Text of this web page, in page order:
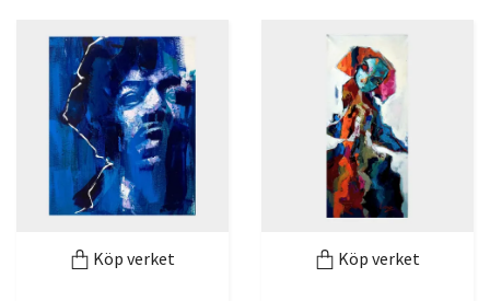
Köp verket Köp verket